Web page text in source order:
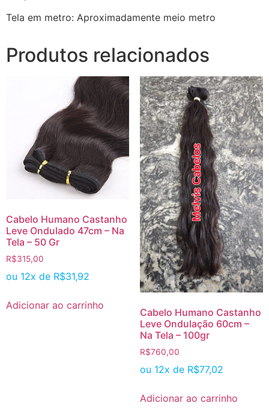
Tela em metro: Aproximadamente meio metro
Produtos relacionados
Cabelo Humano Castanho
Leve Ondulado 47cm – Na
Tela – 50 Gr
R$315,00
ou 12x de R$31,92
Adicionar ao carrinho
Cabelo Humano Castanho
Leve Ondulação 60cm –
Na Tela – 100gr
R$760,00
ou 12x de R$77,02
Adicionar ao carrinho